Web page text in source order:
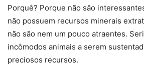
Porquê? Porque não são
não possuem recursos minerais
não são nem um pouco atraentes.
incômodos animais a serem
preciosos recursos.